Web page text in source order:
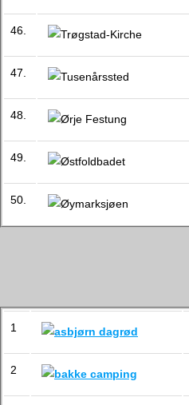
46.
47.
48.
49.
50.
1
2